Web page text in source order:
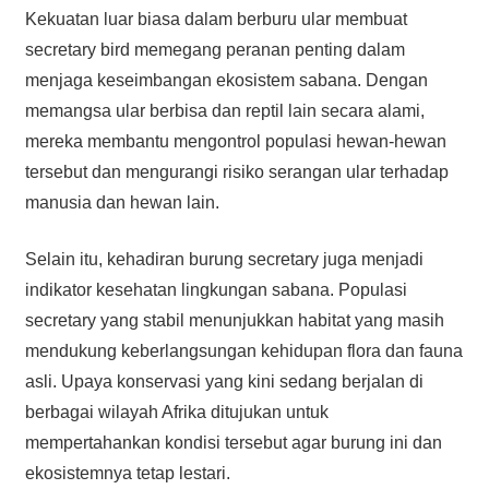
Kekuatan luar biasa dalam berburu ular membuat
secretary bird memegang peranan penting dalam
menjaga keseimbangan ekosistem sabana. Dengan
memangsa ular berbisa dan reptil lain secara alami,
mereka membantu mengontrol populasi hewan-hewan
tersebut dan mengurangi risiko serangan ular terhadap
manusia dan hewan lain.
Selain itu, kehadiran burung secretary juga menjadi
indikator kesehatan lingkungan sabana. Populasi
secretary yang stabil menunjukkan habitat yang masih
mendukung keberlangsungan kehidupan flora dan fauna
asli. Upaya konservasi yang kini sedang berjalan di
berbagai wilayah Afrika ditujukan untuk
mempertahankan kondisi tersebut agar burung ini dan
ekosistemnya tetap lestari.